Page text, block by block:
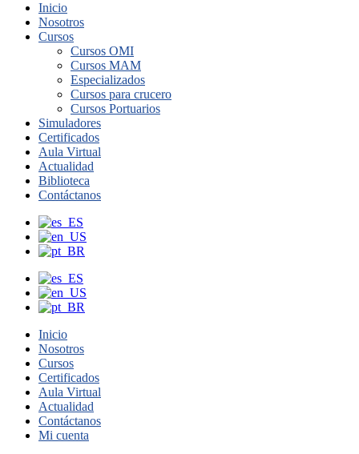
Inicio
Nosotros
Cursos
Cursos OMI
Cursos MAM
Especializados
Cursos para crucero
Cursos Portuarios
Simuladores
Certificados
Aula Virtual
Actualidad
Biblioteca
Contáctanos
Inicio
Nosotros
Cursos
Certificados
Aula Virtual
Actualidad
Contáctanos
Mi cuenta